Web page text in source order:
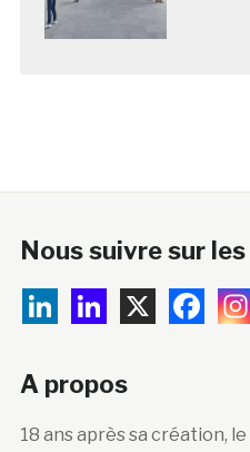
Nous suivre sur
A propos
18 ans après sa création,